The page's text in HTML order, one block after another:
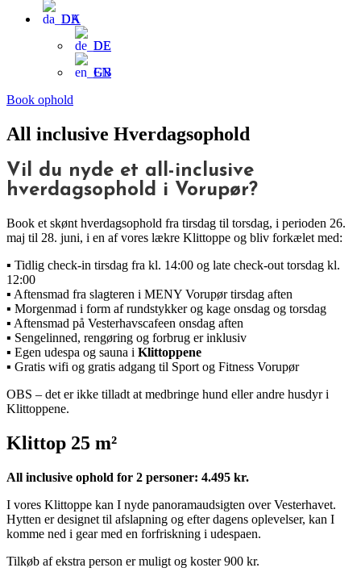
DA
DE
EN
Book ophold
All inclusive Hverdagsophold
Vil du nyde et all-inclusive
hverdagsophold i Vorupør?
Book et skønt hverdagsophold fra tirsdag til torsdag, i perioden 26.
maj til 28. juni, i en af vores lækre Klittoppe og bliv forkælet med:
▪️ Tidlig check-in tirsdag fra kl. 14:00 og late check-out torsdag kl.
12:00
▪️ Aftensmad fra slagteren i MENY Vorupør tirsdag aften
▪️ Morgenmad i form af rundstykker og kage onsdag og torsdag
▪️ Aftensmad på Vesterhavscafeen onsdag aften
▪️ Sengelinned, rengøring og forbrug er inklusiv
▪️ Egen udespa og sauna i Klittoppene
▪️ Gratis wifi og gratis adgang til Sport og Fitness Vorupør
OBS – det er ikke tilladt at medbringe hund eller andre husdyr i
Klittoppene.
Klittop 25 m²
All inclusive ophold for 2 personer: 4.495 kr.
I vores Klittoppe kan I nyde panoramaudsigten over Vesterhavet.
Hytten er designet til afslapning og efter dagens oplevelser, kan I
komme ned i gear med en forfriskning i udespaen.
Tilkøb af ekstra person er muligt og koster 900 kr.